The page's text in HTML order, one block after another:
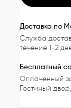
Доставка по
Служба
течение 1-2
Бесплатный
Оплаченный
Гостиный